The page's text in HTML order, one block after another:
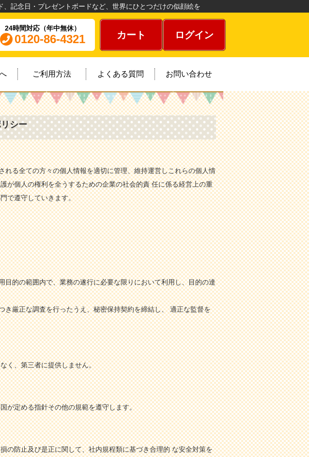
記念日・プレゼントボードなど、世界にひとつだけの似顔絵を
24時間対応（年中無休）
0120-86-4321 カート ログイン
ご利用方法 よくある質問 お問い合わせ
シー
る全ての方々の個人情報を適切に管理、維持運営しこれらの個人情
が個人の権利を全うするための企業の社会的責 任に係る経営上の重
で遵守していきます。
的の範囲内で、業務の遂行に必要な限りにおいて利用し、目的の達
厳正な調査を行ったうえ、秘密保持契約を締結し、 適正な監督を
く、第三者に提供しません。
が定める指針その他の規範を遵守します。
の防止及び是正に関して、社内規程類に基づき合理的 な安全対策を